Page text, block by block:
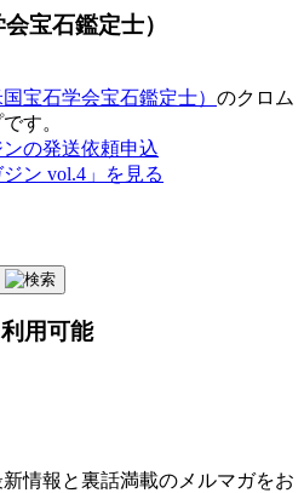
宝石鑑定士）
宝石学会宝石鑑定士） のクロム
す。
ン vol.4」を見る
用可能
情報と裏話満載のメルマガをお